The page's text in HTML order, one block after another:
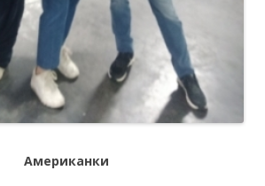
Американки